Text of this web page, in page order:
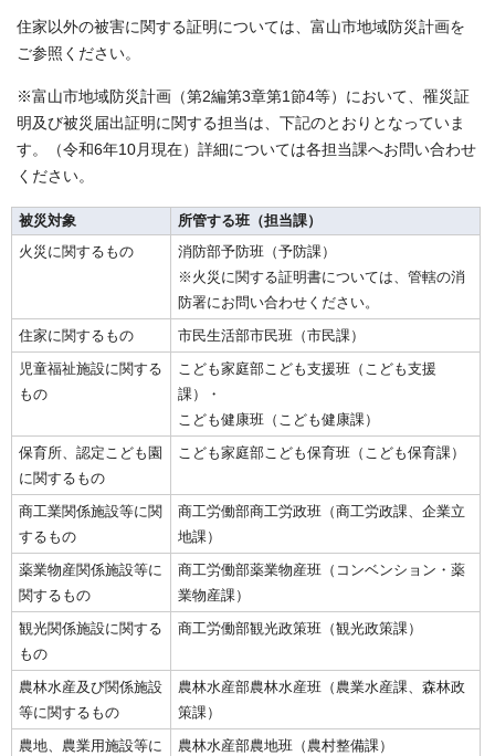
住家以外の被害に関する証明については、富山市地域防災計画を
ご参照ください。
※富山市地域防災計画（第2編第3章第1節4等）において、罹災証
明及び被災届出証明に関する担当は、下記のとおりとなっていま
す。（令和6年10月現在）詳細については各担当課へお問い合わせ
ください。
被災対象
所管する班（担当課）
火災に関するもの
消防部予防班（予防課）
※火災に関する証明書については、管轄の消
防署にお問い合わせください。
住家に関するもの
市民生活部市民班（市民課）
児童福祉施設に関する
もの
こども家庭部こども支援班（こども支援
課）・
こども健康班（こども健康課）
保育所、認定こども園
に関するもの
こども家庭部こども保育班（こども保育課）
商工業関係施設等に関
するもの
商工労働部商工労政班（商工労政課、企業立
地課）
薬業物産関係施設等に
関するもの
商工労働部薬業物産班（コンベンション・薬
業物産課）
観光関係施設に関する
もの
商工労働部観光政策班（観光政策課）
農林水産及び関係施設
等に関するもの
農林水産部農林水産班（農業水産課、森林政
策課）
農地、農業用施設等に
農林水産部農地班（農村整備課）